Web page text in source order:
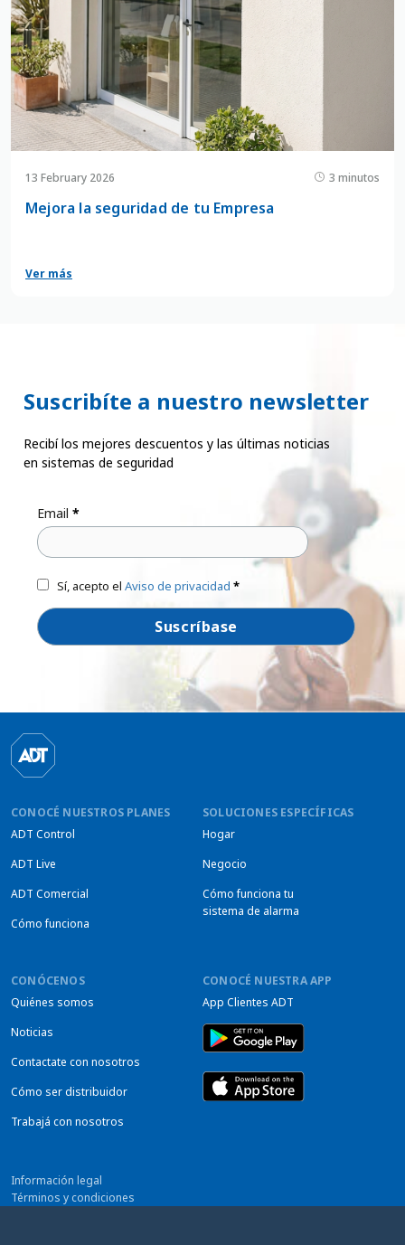
13 February 2026 3 minutos
Mejora la seguridad de tu Empresa
Ver más
Suscribíte a nuestro newsletter
Recibí los mejores descuentos y las últimas noticias
en sistemas de seguridad
Email *
Sí, acepto el Aviso de privacidad *
CONOCÉ NUESTROS PLANES
ADT Control
ADT Live
ADT Comercial
Cómo funciona
SOLUCIONES ESPECÍFICAS
Hogar
Negocio
Cómo funciona tu
sistema de alarma
CONÓCENOS
Quiénes somos
Noticias
Contactate con nosotros
Cómo ser distribuidor
Trabajá con nosotros
CONOCÉ NUESTRA APP
App Clientes ADT
Información legal
Términos y condiciones